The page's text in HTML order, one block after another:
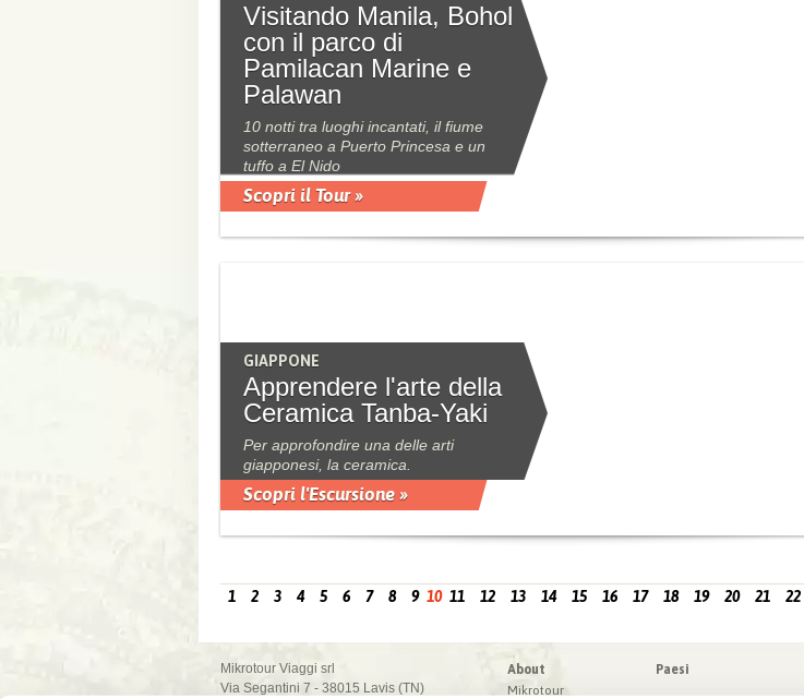
Visitando Manila, Bohol
con il parco di
Pamilacan Marine e
Palawan
10 notti tra luoghi incantati, il fiume
sotterraneo a Puerto Princesa e un
tuffo a El Nido
Scopri il Tour »
GIAPPONE
Apprendere l'arte della
Ceramica Tanba-Yaki
Per approfondire una delle arti
giapponesi, la ceramica.
Scopri l'Escursione »
1 2 3 4 5 6 7 8 9 10 11 12 13 14 15 16 17 18 19 20 21 22
Mikrotour Viaggi srl
Via Segantini 7 - 38015 Lavis (TN)
About
Mikrotour
Paesi